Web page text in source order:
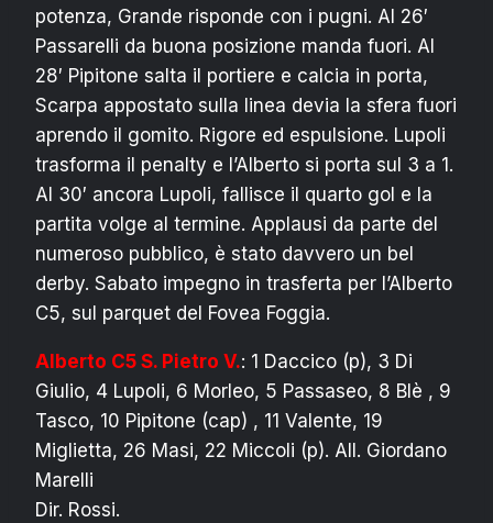
potenza, Grande risponde con i pugni. Al 26′
Passarelli da buona posizione manda fuori. Al
28′ Pipitone salta il portiere e calcia in porta,
Scarpa appostato sulla linea devia la sfera fuori
aprendo il gomito. Rigore ed espulsione. Lupoli
trasforma il penalty e l’Alberto si porta sul 3 a 1.
Al 30′ ancora Lupoli, fallisce il quarto gol e la
partita volge al termine. Applausi da parte del
numeroso pubblico, è stato davvero un bel
derby. Sabato impegno in trasferta per l’Alberto
C5, sul parquet del Fovea Foggia.
Alberto C5 S. Pietro V.: 1 Daccico (p), 3 Di
Giulio, 4 Lupoli, 6 Morleo, 5 Passaseo, 8 Blè , 9
Tasco, 10 Pipitone (cap) , 11 Valente, 19
Miglietta, 26 Masi, 22 Miccoli (p). All. Giordano
Marelli
Dir. Rossi.